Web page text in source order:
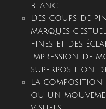
blanc.
Des coups de
marques
fines et des
impression de
superposition
La composition
ou un